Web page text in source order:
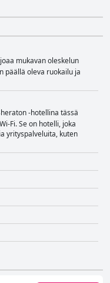
mukavan oleskelun
päällä oleva ruokailu ja
-hotellina tässä
Fi. Se on hotelli, joka
yrityspalveluita, kuten